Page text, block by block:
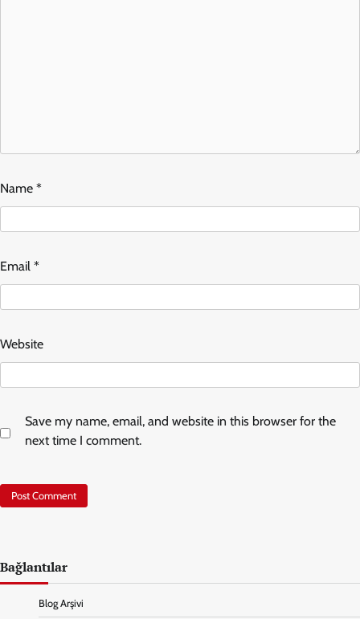
Name *
Email *
Website
Save my name, email, and website in this browser for the
next time I comment.
Bağlantılar
Blog Arşivi